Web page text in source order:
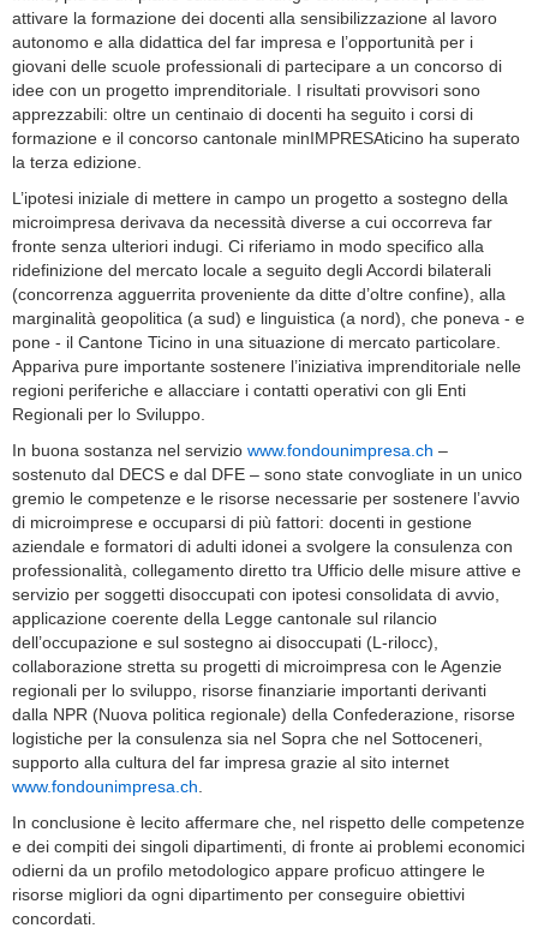
attivare la formazione dei docenti alla sensibilizzazione al lavoro
autonomo e alla didattica del far impresa e l’opportunità per i
giovani delle scuole professionali di partecipare a un concorso di
idee con un progetto imprenditoriale. I risultati provvisori sono
apprezzabili: oltre un centinaio di docenti ha seguito i corsi di
formazione e il concorso cantonale minIMPRESAticino ha superato
la terza edizione.
L’ipotesi iniziale di mettere in campo un progetto a sostegno della
microimpresa derivava da necessità diverse a cui occorreva far
fronte senza ulteriori indugi. Ci riferiamo in modo specifico alla
ridefinizione del mercato locale a seguito degli Accordi bilaterali
(concorrenza agguerrita proveniente da ditte d’oltre confine), alla
marginalità geopolitica (a sud) e linguistica (a nord), che poneva - e
pone - il Cantone Ticino in una situazione di mercato particolare.
Appariva pure importante sostenere l’iniziativa imprenditoriale nelle
regioni periferiche e allacciare i contatti operativi con gli Enti
Regionali per lo Sviluppo.
In buona sostanza nel servizio www.fondounimpresa.ch –
sostenuto dal DECS e dal DFE – sono state convogliate in un unico
gremio le competenze e le risorse necessarie per sostenere l’avvio
di microimprese e occuparsi di più fattori: docenti in gestione
aziendale e formatori di adulti idonei a svolgere la consulenza con
professionalità, collegamento diretto tra Ufficio delle misure attive e
servizio per soggetti disoccupati con ipotesi consolidata di avvio,
applicazione coerente della Legge cantonale sul rilancio
dell’occupazione e sul sostegno ai disoccupati (L-rilocc),
collaborazione stretta su progetti di microimpresa con le Agenzie
regionali per lo sviluppo, risorse finanziarie importanti derivanti
dalla NPR (Nuova politica regionale) della Confederazione, risorse
logistiche per la consulenza sia nel Sopra che nel Sottoceneri,
supporto alla cultura del far impresa grazie al sito internet
www.fondounimpresa.ch
In conclusione è lecito affermare che, nel rispetto delle competenze
e dei compiti dei singoli dipartimenti, di fronte ai problemi economici
odierni da un profilo metodologico appare proficuo attingere le
risorse migliori da ogni dipartimento per conseguire obiettivi
concordati.